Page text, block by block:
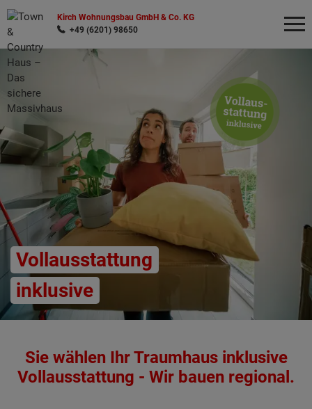
Kirch Wohnungsbau GmbH & Co. KG
+49 (6201) 98650
Vollausstattung
inklusive
Sie wählen Ihr Traumhaus inklusive
Vollausstattung - Wir bauen regional.
Wonach möchten Sie suchen?